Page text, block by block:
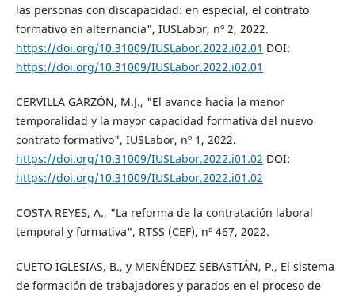
las personas con discapacidad: en especial, el contrato
formativo en alternancia", IUSLabor, nº 2, 2022.
https://doi.org/10.31009/IUSLabor.2022.i02.01 DOI:
https://doi.org/10.31009/IUSLabor.2022.i02.01
CERVILLA GARZÓN, M.J., "El avance hacia la menor
temporalidad y la mayor capacidad formativa del nuevo
contrato formativo", IUSLabor, nº 1, 2022.
https://doi.org/10.31009/IUSLabor.2022.i01.02 DOI:
https://doi.org/10.31009/IUSLabor.2022.i01.02
COSTA REYES, A., "La reforma de la contratación laboral
temporal y formativa", RTSS (CEF), nº 467, 2022.
CUETO IGLESIAS, B., y MENÉNDEZ SEBASTIÁN, P., El sistema
de formación de trabajadores y parados en el proceso de